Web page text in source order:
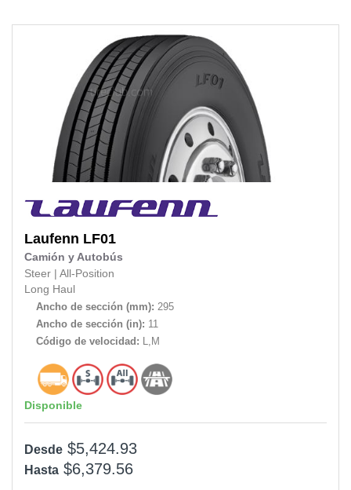
Laufenn LF01
Camión y Autobús
Steer
All-Position
Long Haul
Ancho de sección (mm): 295
Ancho de sección (in): 11
Código de velocidad: L,M
Disponible
Desde $5,424.93
Hasta $6,379.56